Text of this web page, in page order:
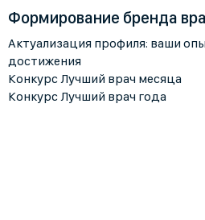
Формирование бренда
Актуализация профиля: ваши
достижения
Конкурс Лучший врач месяца
Конкурс Лучший врач года